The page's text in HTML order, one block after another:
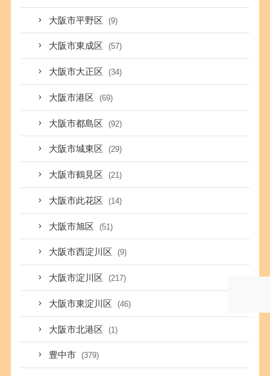
大阪市平野区 (9)
大阪市東成区 (57)
大阪市大正区 (34)
大阪市港区 (69)
大阪市都島区 (92)
大阪市城東区 (29)
大阪市鶴見区 (21)
大阪市此花区 (14)
大阪市旭区 (51)
大阪市西淀川区 (9)
大阪市淀川区 (217)
大阪市東淀川区 (46)
大阪市北港区 (1)
豊中市 (379)